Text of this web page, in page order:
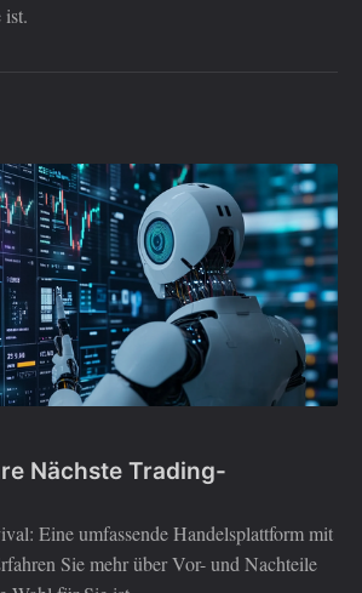
Nächste Trading-
Eine umfassende Handelsplattform mit
Sie mehr über Vor- und Nachteile